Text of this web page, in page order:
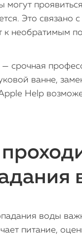
могут
Это связано
к необратимым
срочная
ванне,
Help
воды
питание,